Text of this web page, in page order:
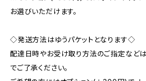
お選びいただけます。
◇発送方法はゆうパケットとなります◇
配達日時やお受け取り方法のご指定など
でご了承ください。